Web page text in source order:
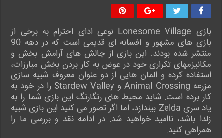
بازی Lonesome Village نوعی ادای احترام به برخی از
بازی‌ های مشهور و افسانه ‌ای قدیمی است که در دهه 90
منتشر شده بودند. این بازی از چالش های آرامش بخش و
مکانیزمهای تکراری خود در عوض به کار بردن بخش مبارزات،
استفاده کرده و المان هایی از دو عنوان معروف شبیه سازی
مزرعه Animal Crossing و Stardew Valley را در خود به
کار برده است. شاید محیط های رنگارنگ این بازی شما را به
یاد سری Zelda بیندازد، اما اگر تصور می کنید این بازی شبیه
زلدا باشد، ناامید خواهید شد. در ادامه نقد و بررسی ما را
همراهی کنید.